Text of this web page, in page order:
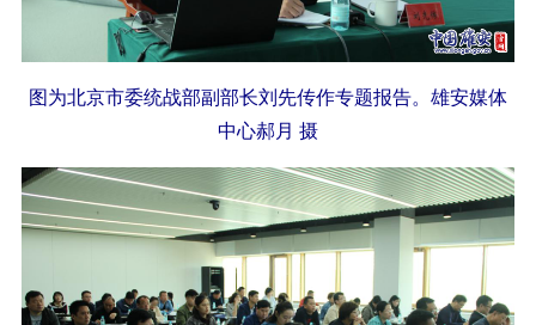
图为北京市委统战部副部长刘先传作专题报告。雄安媒体
中心郝月 摄